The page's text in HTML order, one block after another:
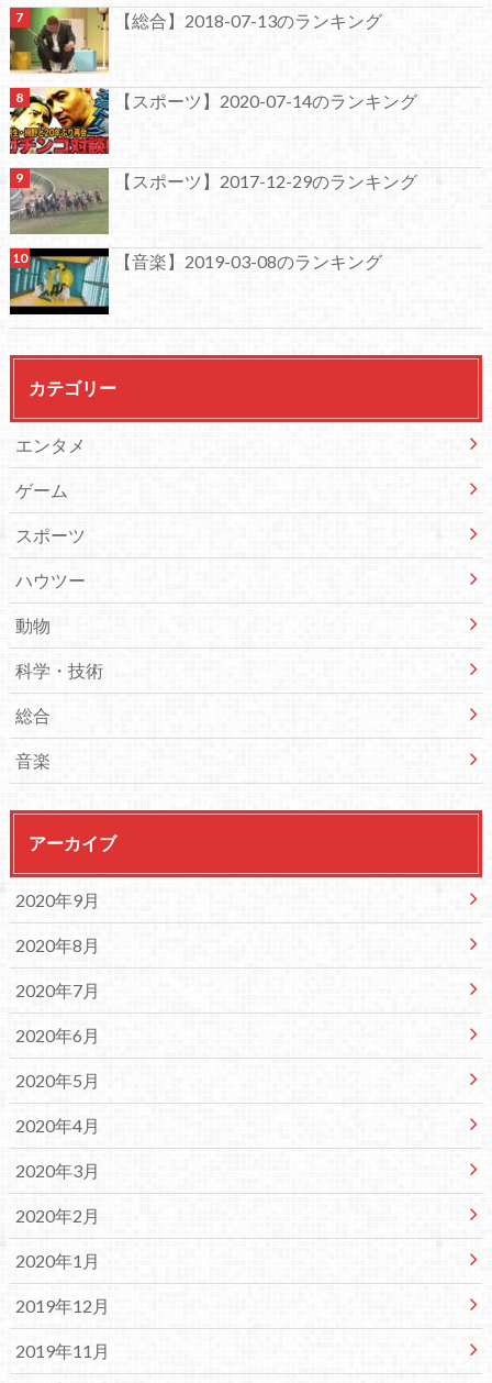
【総合】2018-07-13のランキング
【スポーツ】2020-07-14のランキング
【スポーツ】2017-12-29のランキング
【音楽】2019-03-08のランキング
カテゴリー
エンタメ
ゲーム
スポーツ
ハウツー
動物
科学・技術
総合
音楽
アーカイブ
2020年9月
2020年8月
2020年7月
2020年6月
2020年5月
2020年4月
2020年3月
2020年2月
2020年1月
2019年12月
2019年11月